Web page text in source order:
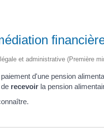
et administrative (Première
d'une pension
recevoir la pension